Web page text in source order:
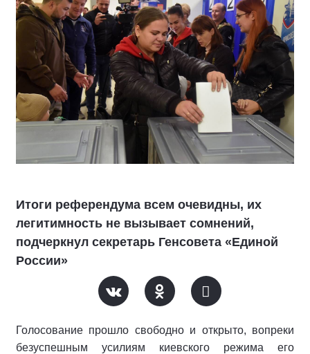
Итоги референдума всем очевидны, их
легитимность не вызывает сомнений,
подчеркнул секретарь Генсовета «Единой
России»
Голосование прошло свободно и открыто, вопреки
безуспешным усилиям киевского режима его